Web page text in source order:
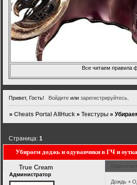
Все читаем правила
Привет, Гость! Войдитеили зарегистрируйтесь.
»Cheats Portal AllHuck »Текстуры »
Убираем доджь и одуванчики в ГЧ и
Страница:1
True Cream
Администратор
Дождь +